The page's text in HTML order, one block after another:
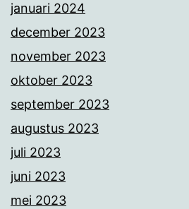
januari 2024
december 2023
november 2023
oktober 2023
september 2023
augustus 2023
juli 2023
juni 2023
mei 2023